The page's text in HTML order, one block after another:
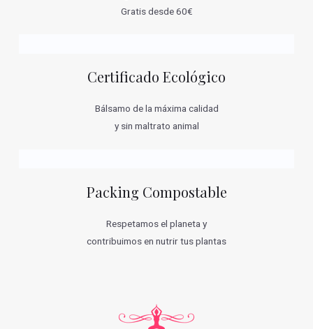
Gratis desde 60€
Certificado Ecológico
Bálsamo de la máxima calidad
y sin maltrato animal
Packing Compostable
Respetamos el planeta y
contribuimos en nutrir tus plantas